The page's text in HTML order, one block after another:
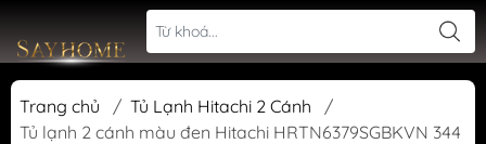
Trang chủ / Tủ Lạnh Hitachi 2 Cánh
/
Tủ lạnh 2 cánh màu đen Hitachi HRTN6379SGBKVN 344